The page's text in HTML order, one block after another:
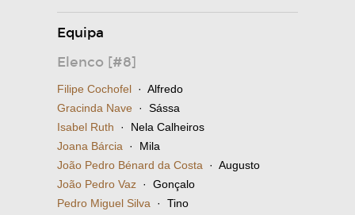
Equipa
Elenco [#8]
Filipe Cochofel · Alfredo
Gracinda Nave · Sássa
Isabel Ruth · Nela Calheiros
Joana Bárcia · Mila
João Pedro Bénard da Costa · Augusto
João Pedro Vaz · Gonçalo
Pedro Miguel Silva · Tino